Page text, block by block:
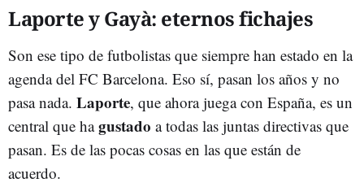
Laporte y Gayà: eternos fichajes
Son ese tipo de futbolistas que siempre han estado en la
agenda del FC Barcelona. Eso sí, pasan los años y no
pasa nada. Laporte, que ahora juega con España, es un
central que hagustado a todas las juntas directivas que
pasan. Es de las pocas cosas en las que están de
acuerdo.